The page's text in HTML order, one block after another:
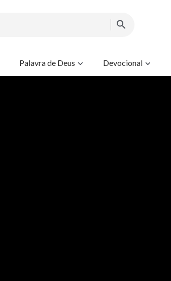
Palavra de Deus Devocional